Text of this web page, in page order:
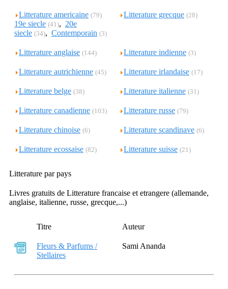
Litterature americaine (79)
19e siecle (41), 20e
siecle (34), Contemporain (3)
Litterature grecque (28)
Litterature anglaise (144) Litterature indienne (3)
Litterature autrichienne (45) Litterature irlandaise (17)
Litterature belge (38) Litterature italienne (31)
Litterature canadienne (103) Litterature russe (79)
Litterature chinoise (6) Litterature scandinave (6)
Litterature ecossaise (82) Litterature suisse (21)
Litterature par pays
Livres gratuits de Litterature francaise et etrangere (allemande,
anglaise, italienne, russe, grecque,...)
Titre Auteur
Fleurs & Parfums /
Stellaires
Sami Ananda